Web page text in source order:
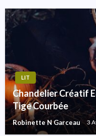
LIT
Chandelier Créatif
Tige Courbée
Robinette N Garceau 3